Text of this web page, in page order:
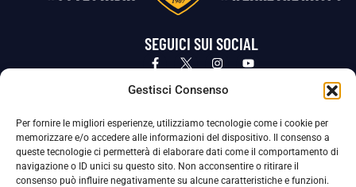
Gestisci Consenso
Per fornire le migliori esperienze, utilizziamo tecnologie come i cookie per
memorizzare e/o accedere alle informazioni del dispositivo. Il consenso a
queste tecnologie ci permetterà di elaborare dati come il comportamento di
navigazione o ID unici su questo sito. Non acconsentire o ritirare il
consenso può influire negativamente su alcune caratteristiche e funzioni.
SEGUICI SUI SOCIAL
Privacy Policy Cookie Policy
La Società ha nominato il Responsabile della Protezione dei Dati Personali (DPO), figura specializzata che vigila sulle modalità
adottate dalla nostra Società per tutelare i Suoi dati personali.
Per contattare il DPO può scrivere a